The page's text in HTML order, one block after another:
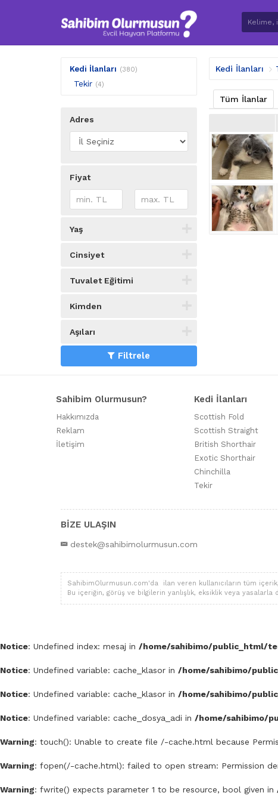
Kedi İlanları (380)
Tekir (4)
Adres
Fiyat
Yaş
Cinsiyet
Tuvalet Eğitimi
Kimden
Aşıları
Filtrele
Kedi İlanları
Tüm İlanlar
Sahibim Olurmusun?
Hakkımızda
Reklam
İletişim
Kedi İlanları
Scottish Fold
Scottish Straight
British Shorthair
Exotic Shorthair
Chinchilla
Tekir
BİZE ULAŞIN
destek@sahibimolurmusun.com
SahibimOlurmusun.com'da ilan veren kullanıcıların tüm
Bu içeriğin, görüş ve bilgilerin yanlışlık, eksiklik veya
Notice: Undefined index: mesaj in /home/sahibimo/public_html/
Notice: Undefined variable: cache_klasor in /home/sahibimo/
Notice: Undefined variable: cache_klasor in /home/sahibimo/
Notice: Undefined variable: cache_dosya_adi in /home/sahibimo/
Warning: touch(): Unable to create file /-cache.html because
Warning: fopen(/-cache.html): failed to open stream: Permission
Warning: fwrite() expects parameter 1 to be resource, bool given in